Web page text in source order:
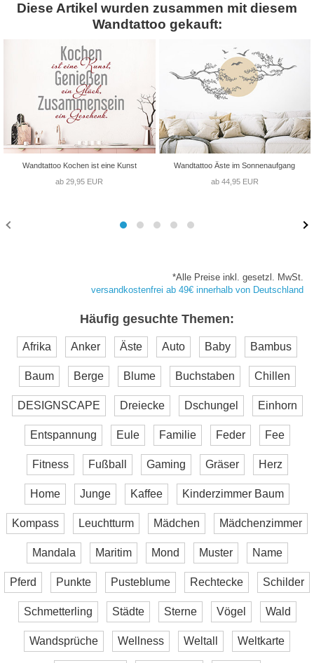
Diese Artikel wurden zusammen mit diesem
Wandtattoo gekauft:
Wandtattoo Kochen ist eine Kunst
ab 29,95 EUR
Wandtattoo Äste im Sonnenaufgang
ab 44,95 EUR
*Alle Preise inkl. gesetzl. MwSt.
versandkostenfrei ab 49€ innerhalb von Deutschland
Häufig gesuchte Themen:
Afrika Anker Äste Auto Baby Bambus
Baum Berge Blume Buchstaben Chillen
DESIGNSCAPE Dreiecke Dschungel Einhorn
Entspannung Eule Familie Feder Fee
Fitness Fußball Gaming Gräser Herz
Home Junge Kaffee Kinderzimmer Baum
Kompass Leuchtturm Mädchen Mädchenzimmer
Mandala Maritim Mond Muster Name
Pferd Punkte Pusteblume Rechtecke Schilder
Schmetterling Städte Sterne Vögel Wald
Wandsprüche Wellness Weltall Weltkarte